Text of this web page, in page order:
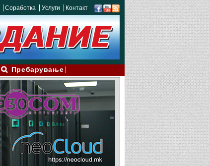
Соработка Услуги Контакт
Пребарување